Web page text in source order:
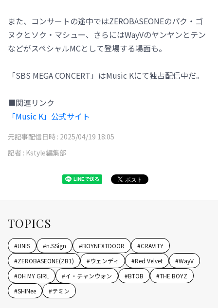
また、コンサートの途中ではZEROBASEONEのパク・ゴ
ヌクとソク・マシュー、さらにはWayVのヤンヤンとテン
などがスペシャルMCとして登場する場面も。
「SBS MEGA CONCERT」はMusic Kにて独占配信中だ。
■関連リンク
「Music K」公式サイト
元記事配信日時 : 2025/04/19 18:05
記者 : Kstyle編集部
TOPICS
#UNIS #n.SSign #BOYNEXTDOOR #CRAVITY
#ZEROBASEONE(ZB1) #ウェンディ #Red Velvet #WayV
#OH MY GIRL #イ・チャンウォン #BTOB #THE BOYZ
#SHINee #テミン